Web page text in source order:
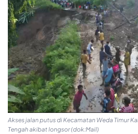
Akses jalan putus di Kecamatan Weda Timur
Tengah akibat longsor (dok:Mail)